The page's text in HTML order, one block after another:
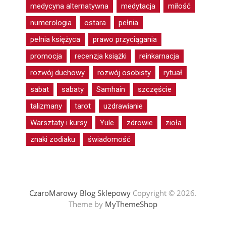
medycyna alternatywna
medytacja
miłość
numerologia
ostara
pełnia
pełnia księżyca
prawo przyciągania
promocja
recenzja książki
reinkarnacja
rozwój duchowy
rozwój osobisty
rytuał
sabat
sabaty Samhain
szczęście
talizmany
tarot
uzdrawianie
Warsztaty i kursy
Yule zdrowie
zioła
znaki zodiaku
świadomość
CzaroMarowy Blog SklepowyCopyright © 2026.
Theme by MyThemeShop